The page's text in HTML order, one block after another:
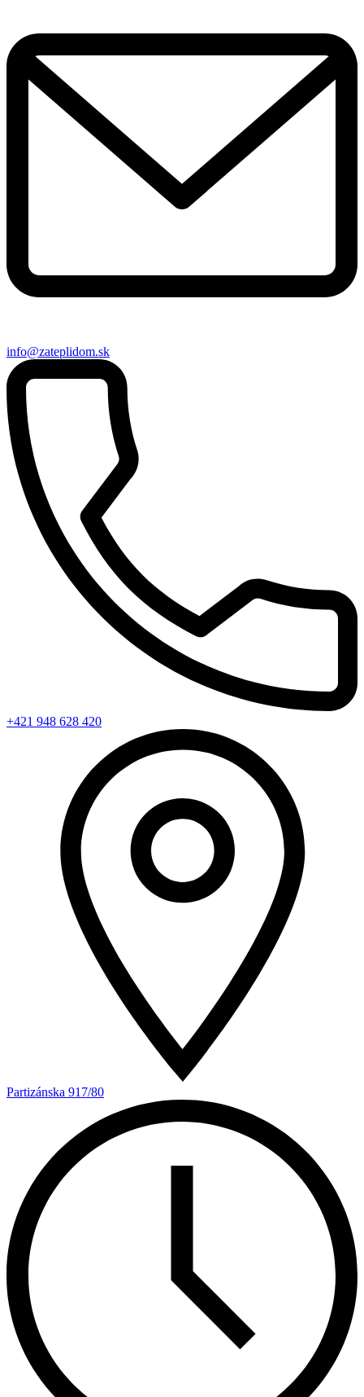
info@zateplidom.sk
+421 948 628 420
Partizánska 917/80